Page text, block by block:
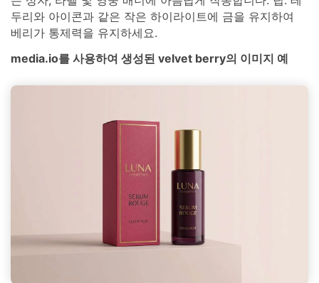
두리와 아이콘과 같은 작은 하이라이트에 금을 유지하여
베리가 통제력을 유지하세요.
media.io를 사용하여 생성된 velvet berry의 이미지 예